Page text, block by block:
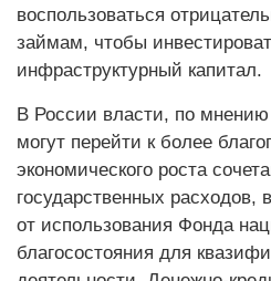
воспользоваться
займам, чтобы
инфраструктурный капитал.
В России власти, по
могут перейти к более
экономического роста
государственных расходов,
от использования Фонда
благосостояния для